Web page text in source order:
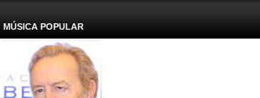
MÚSICA POPULAR